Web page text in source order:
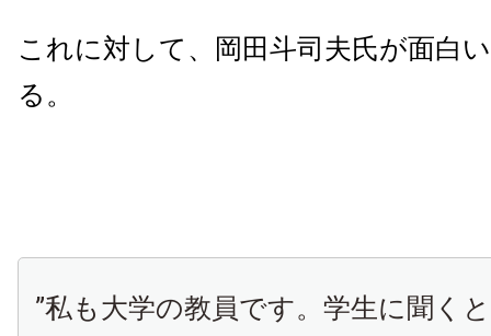
これに対して、岡田斗司夫氏が面白
る。
”私も大学の教員です。学生に聞く